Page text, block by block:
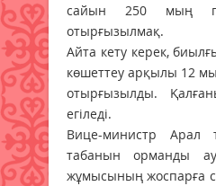
сайын 250 мың
отырғызылмақ.
Айта кету керек,
көшеттеу арқылы 12
отырғызылды.
егіледі.
Вице-министр Арал
табанын орманды
жұмысының жоспарға